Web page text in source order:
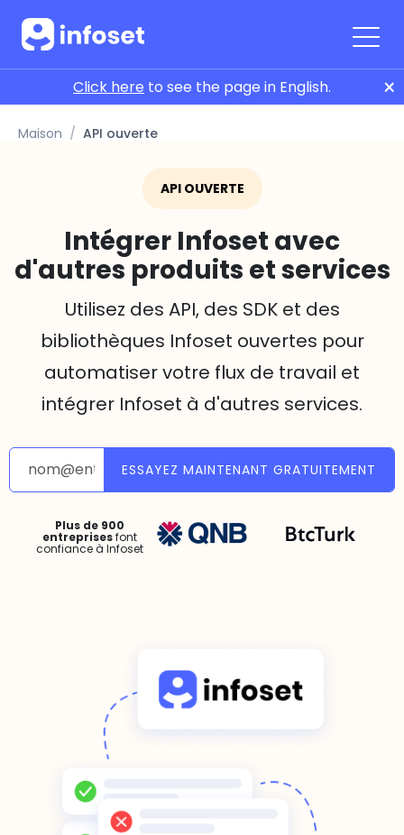
Click here to see the page in English. ×
Maison API ouverte
API OUVERTE
Intégrer Infoset avec
d'autres produits et services
Utilisez des API, des SDK et des
bibliothèques Infoset ouvertes pour
automatiser votre flux de travail et
intégrer Infoset à d'autres services.
ESSAYEZ MAINTENANT GRATUITEMENT
Plus de 900
entreprisesfont
confiance à Infoset